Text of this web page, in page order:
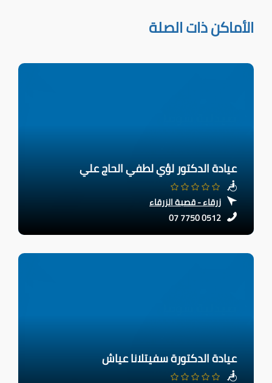
الأماكن ذات الصلة
عيادة الدكتور لؤي لطفي الحاج علي
زرقاء - قصبة الزرقاء
07 7750 0512
عيادة الدكتورة سفيتلانا عياش